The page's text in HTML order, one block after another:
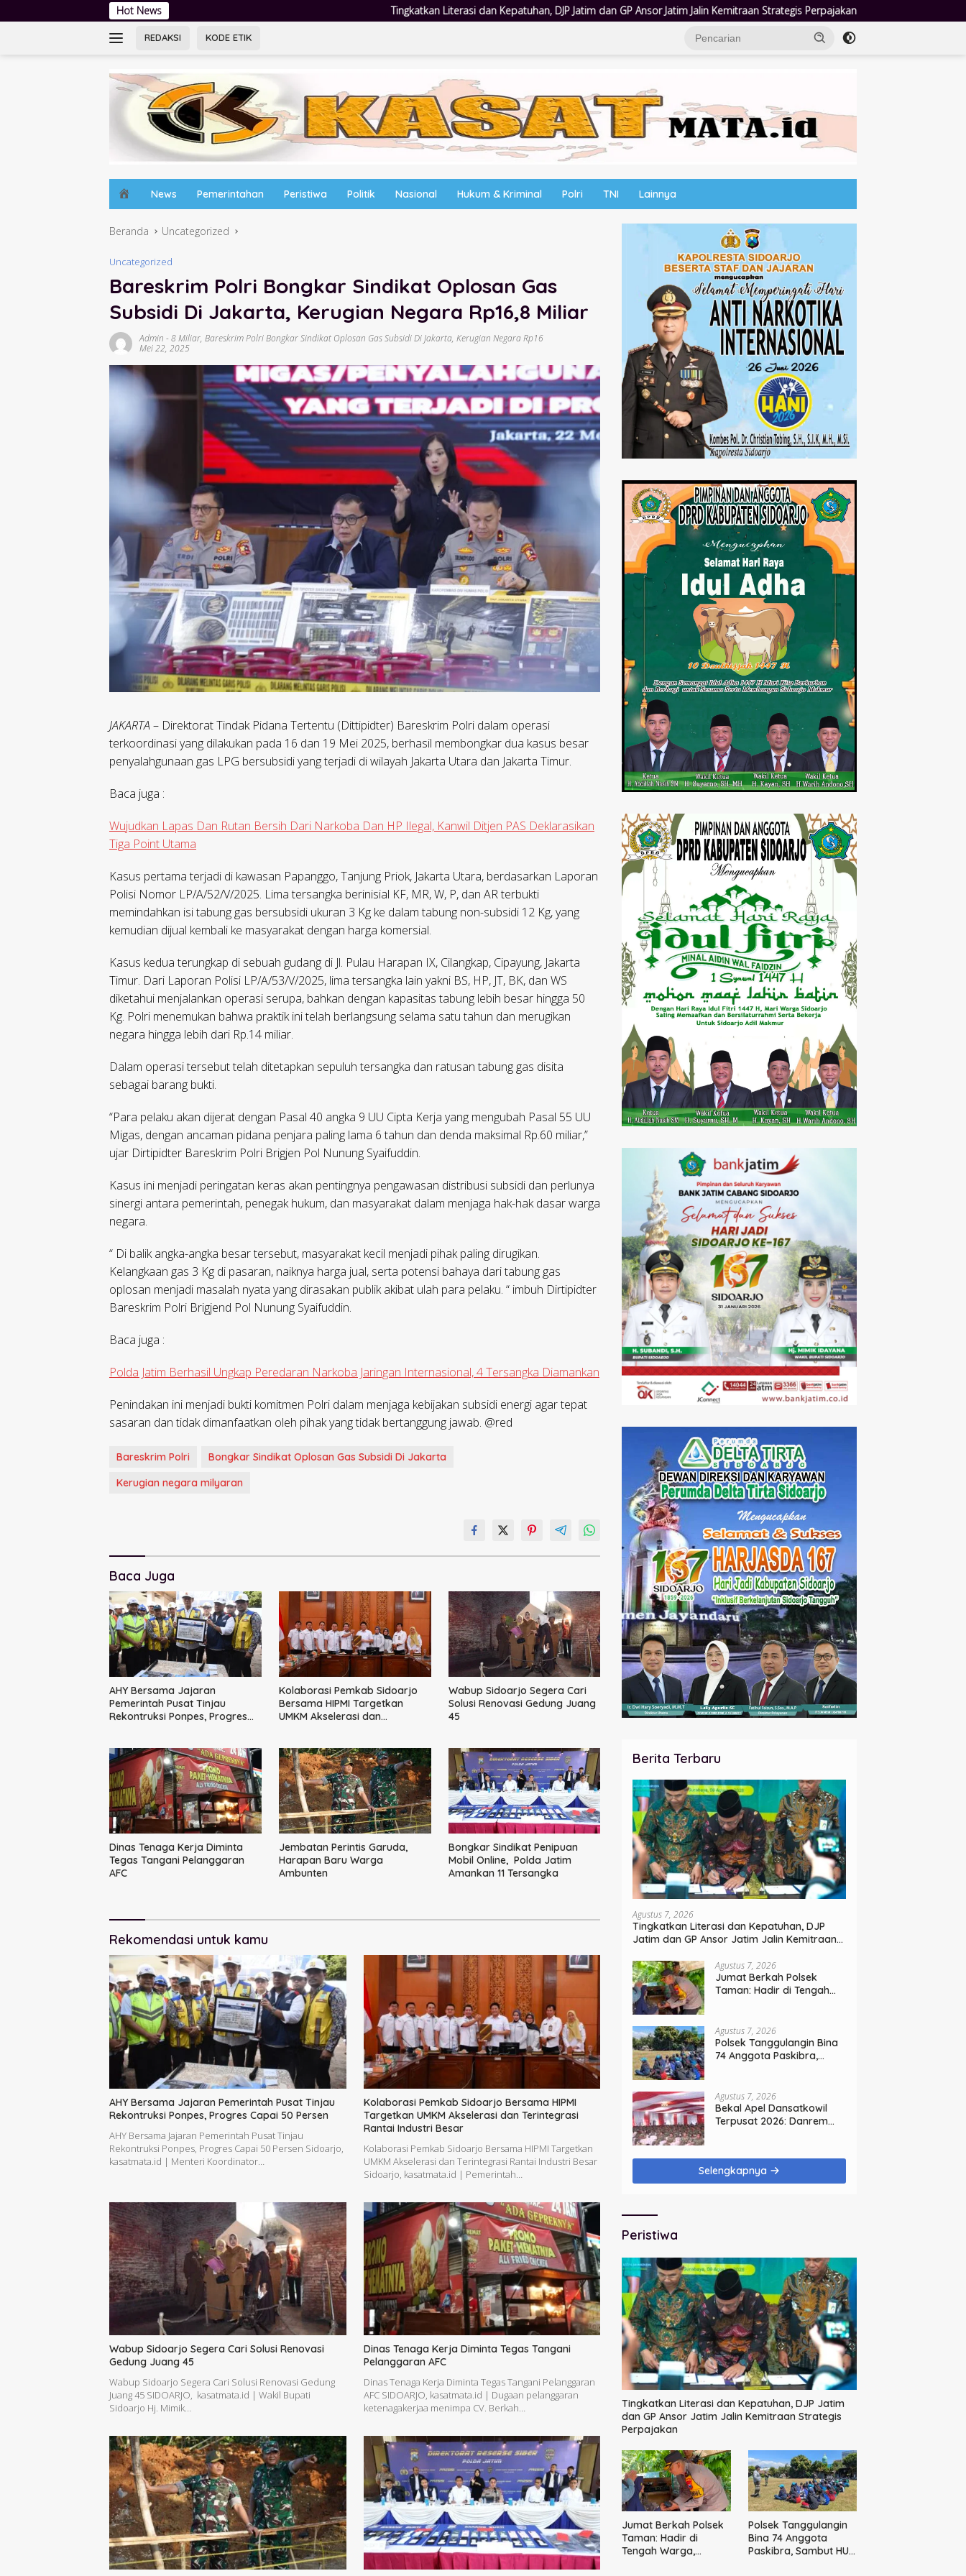
ke
Hot News Tingkatkan Literasi dan Kepatuhan, DJP Jatim dan GP Ansor Jatim Jalin Kemitraan Strategis Perpajakan Jumat Berkah Polsek Taman: Hadir di
REDAKSI KODE ETIK
o
e
News Pemerintahan Peristiwa Politik Nasional Hukum & Kriminal Polri TNI Lainnya
Beranda Uncategorized
Uncategorized
Bareskrim Polri Bongkar Sindikat Oplosan Gas
Subsidi Di Jakarta, Kerugian Negara Rp16,8 Miliar
Admin -8 Miliar, Bareskrim Polri Bongkar Sindikat Oplosan Gas Subsidi Di Jakarta, Kerugian Negara Rp16
Mei 22, 2025
JAKARTA – Direktorat Tindak Pidana Tertentu (Dittipidter) Bareskrim Polri dalam operasi
terkoordinasi yang dilakukan pada 16 dan 19 Mei 2025, berhasil membongkar dua kasus besar
penyalahgunaan gas LPG bersubsidi yang terjadi di wilayah Jakarta Utara dan Jakarta Timur.
Baca juga :
Wujudkan Lapas Dan Rutan Bersih Dari Narkoba Dan HP Ilegal, Kanwil Ditjen PAS Deklarasikan
Tiga Point Utama
Kasus pertama terjadi di kawasan Papanggo, Tanjung Priok, Jakarta Utara, berdasarkan Laporan
Polisi Nomor LP/A/52/V/2025. Lima tersangka berinisial KF, MR, W, P, dan AR terbukti
memindahkan isi tabung gas bersubsidi ukuran 3 Kg ke dalam tabung non-subsidi 12 Kg, yang
kemudian dijual kembali ke masyarakat dengan harga komersial.
Kasus kedua terungkap di sebuah gudang di Jl. Pulau Harapan IX, Cilangkap, Cipayung, Jakarta
Timur. Dari Laporan Polisi LP/A/53/V/2025, lima tersangka lain yakni BS, HP, JT, BK, dan WS
diketahui menjalankan operasi serupa, bahkan dengan kapasitas tabung lebih besar hingga 50
Kg. Polri menemukan bahwa praktik ini telah berlangsung selama satu tahun dan merugikan
negara hingga lebih dari Rp.14 miliar.
Dalam operasi tersebut telah ditetapkan sepuluh tersangka dan ratusan tabung gas disita
sebagai barang bukti.
“Para pelaku akan dijerat dengan Pasal 40 angka 9 UU Cipta Kerja yang mengubah Pasal 55 UU
Migas, dengan ancaman pidana penjara paling lama 6 tahun dan denda maksimal Rp.60 miliar,”
ujar Dirtipidter Bareskrim Polri Brigjen Pol Nunung Syaifuddin.
Kasus ini menjadi peringatan keras akan pentingnya pengawasan distribusi subsidi dan perlunya
sinergi antara pemerintah, penegak hukum, dan masyarakat dalam menjaga hak-hak dasar warga
negara.
“ Di balik angka-angka besar tersebut, masyarakat kecil menjadi pihak paling dirugikan.
Kelangkaan gas 3 Kg di pasaran, naiknya harga jual, serta potensi bahaya dari tabung gas
oplosan menjadi masalah nyata yang dirasakan publik akibat ulah para pelaku. “ imbuh Dirtipidter
Bareskrim Polri Brigjend Pol Nunung Syaifuddin.
Baca juga :
Polda Jatim Berhasil Ungkap Peredaran Narkoba Jaringan Internasional, 4 Tersangka Diamankan
Penindakan ini menjadi bukti komitmen Polri dalam menjaga kebijakan subsidi energi agar tepat
sasaran dan tidak dimanfaatkan oleh pihak yang tidak bertanggung jawab. @red
Bareskrim Polri
Bongkar Sindikat Oplosan Gas Subsidi Di Jakarta
Kerugian negara milyaran
Baca Juga
AHY Bersama Jajaran
Pemerintah Pusat Tinjau
Rekontruksi Ponpes, Progres
Kolaborasi Pemkab Sidoarjo
Bersama HIPMI Targetkan
UMKM Akselerasi dan
Wabup Sidoarjo Segera Cari
Solusi Renovasi Gedung Juang
45
Dinas Tenaga Kerja Diminta
Tegas Tangani Pelanggaran
AFC
Jembatan Perintis Garuda,
Harapan Baru Warga
Ambunten
Bongkar Sindikat Penipuan
Mobil Online, Polda Jatim
Amankan 11 Tersangka
Rekomendasi untuk kamu
AHY Bersama Jajaran Pemerintah Pusat Tinjau
Rekontruksi Ponpes, Progres Capai 50 Persen
AHY Bersama Jajaran Pemerintah Pusat Tinjau
Rekontruksi Ponpes, Progres Capai 50 Persen Sidoarjo,
kasatmata.id | Menteri Koordinator…
Kolaborasi Pemkab Sidoarjo Bersama HIPMI
Targetkan UMKM Akselerasi dan Terintegrasi
Rantai Industri Besar
Kolaborasi Pemkab Sidoarjo Bersama HIPMI Targetkan
UMKM Akselerasi dan Terintegrasi Rantai Industri Besar
Sidoarjo, kasatmata.id | Pemerintah…
Wabup Sidoarjo Segera Cari Solusi Renovasi
Gedung Juang 45
Wabup Sidoarjo Segera Cari Solusi Renovasi Gedung
Juang 45 SIDOARJO, kasatmata.id | Wakil Bupati
Sidoarjo Hj. Mimik…
Dinas Tenaga Kerja Diminta Tegas Tangani
Pelanggaran AFC
Dinas Tenaga Kerja Diminta Tegas Tangani Pelanggaran
AFC SIDOARJO, kasatmata.id | Dugaan pelanggaran
ketenagakerjaa menimpa CV. Berkah…
Berita Terbaru
Agustus 7, 2026
Tingkatkan Literasi dan Kepatuhan, DJP
Jatim dan GP Ansor Jatim Jalin Kemitraan
Agustus 7, 2026
Jumat Berkah Polsek
Taman: Hadir di Tengah
Kamtibmas
Agustus 7, 2026
Polsek Tanggulangin Bina
74 Anggota Paskibra,
Agustus 7, 2026
Bekal Apel Dansatkowil
Terpusat 2026: Danrem
Selengkapnya
Peristiwa
Tingkatkan Literasi dan Kepatuhan, DJP Jatim
dan GP Ansor Jatim Jalin Kemitraan Strategis
Perpajakan
Jumat Berkah Polsek
Taman: Hadir di
Tengah Warga,
Polsek Tanggulangin
Bina 74 Anggota
Paskibra, Sambut HUT